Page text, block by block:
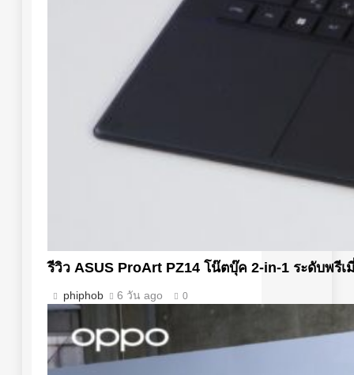
รีวิว ASUS ProArt PZ14 โน๊ตบุ๊ค 2-in-1 ระดับพรี
phiphob 6 วัน ago 0